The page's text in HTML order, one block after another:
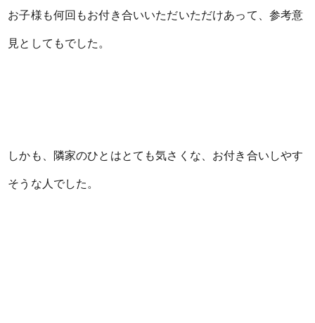
お子様も何回もお付き合いいただいただけあって、参考意
見としてもでした。
しかも、隣家のひとはとても気さくな、お付き合いしやす
そうな人でした。